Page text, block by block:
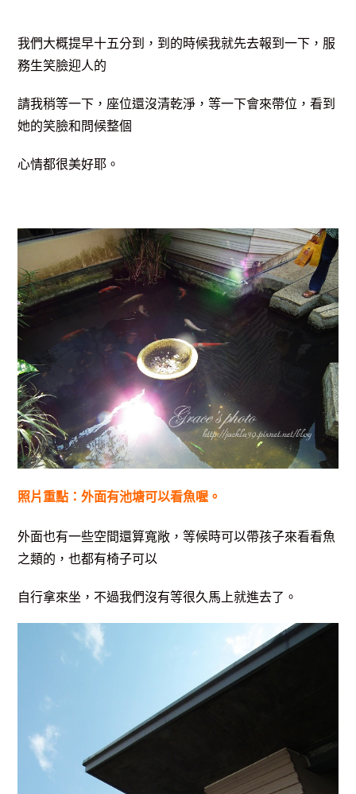
我們大概提早十五分到，到的時候我就先去報到一下，服
務生笑臉迎人的
請我稍等一下，座位還沒清乾淨，等一下會來帶位，看到
她的笑臉和問候整個
心情都很美好耶。
照片重點：外面有池塘可以看魚喔。
外面也有一些空間還算寬敞，等候時可以帶孩子來看看魚
之類的，也都有椅子可以
自行拿來坐，不過我們沒有等很久馬上就進去了。